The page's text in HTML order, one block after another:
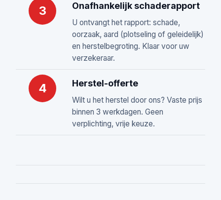
3 Onafhankelijk schaderapport
U ontvangt het rapport: schade,
oorzaak, aard (plotseling of geleidelijk)
en herstelbegroting. Klaar voor uw
verzekeraar.
4 Herstel-offerte
Wilt u het herstel door ons? Vaste prijs
binnen 3 werkdagen. Geen
verplichting, vrije keuze.